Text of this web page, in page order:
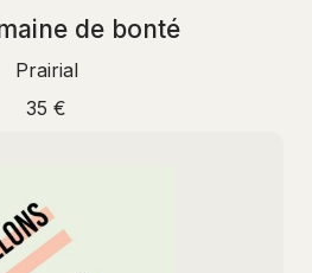
de bonté
Prairial
35 €